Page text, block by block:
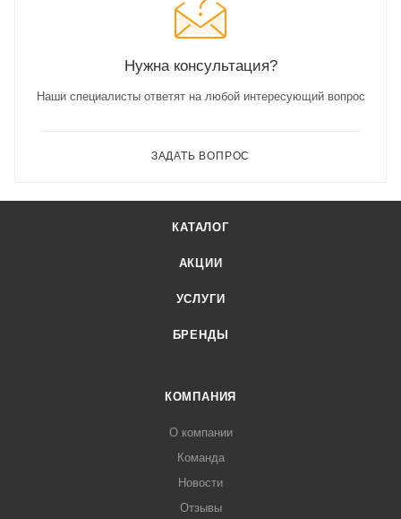
Нужна консультация?
Наши специалисты ответят на любой интересующий вопрос
ЗАДАТЬ ВОПРОС
КАТАЛОГ
АКЦИИ
УСЛУГИ
БРЕНДЫ
КОМПАНИЯ
О компании
Команда
Новости
Отзывы